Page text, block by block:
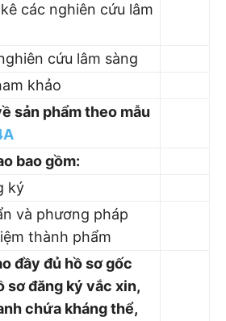
các nghiên cứu lâm
cứu lâm sàng
khảo
sản phẩm theo mẫu
bao gồm:
ký
và phương pháp
thành phẩm
đầy đủ hồ sơ gốc
sơ đăng ký vắc xin,
chứa kháng thể,